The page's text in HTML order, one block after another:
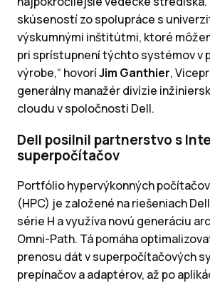
skúseností zo spolupráce s
výskumnými inštitútmi, ktoré
pri sprístupnení týchto systémov v
výrobe,“ hovoríJim Ganthier,
generálny manažér divízie
cloudu v spoločnosti Dell.
Dell posilnil partnerstvo s
superpočítačov
Portfólio hypervýkonných
(HPC) je založené na riešeniach
série H a využíva novú generáciu
Omni-Path. Tá pomáha
prenosu dát v superpočítačových
prepínačov a adaptérov, až po